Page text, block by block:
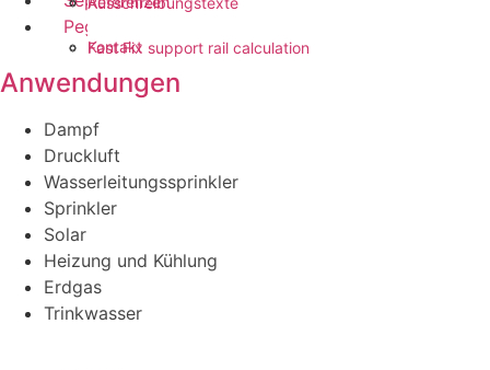
Fast Fix support rail calculation
Kontakt
Pegler ProFlow
Anwendungen
Dampf
Druckluft
Wasserleitungssprinkler
Sprinkler
Solar
Heizung und Kühlung
Erdgas
Trinkwasser